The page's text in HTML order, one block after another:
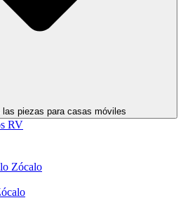
las piezas para casas móviles
RV
Zócalo